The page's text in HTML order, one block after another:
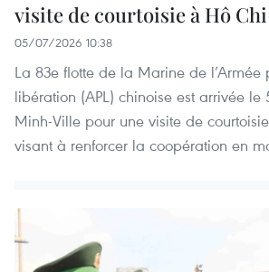
visite de courtoisie à Hô
05/07/2026 10:38
La 83e flotte de la Marine de
libération (APL) chinoise est arrivée
Minh-Ville pour une visite de
visant à renforcer la coopération en